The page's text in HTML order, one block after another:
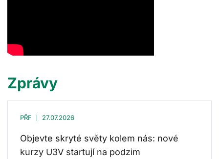
Zprávy
PŘF 27.07.2026
Objevte skryté světy kolem nás: nové
kurzy U3V startují na podzim